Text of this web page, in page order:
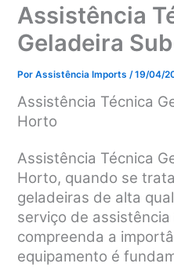
Assistência
Geladeira
PorAssistência Imports/19/04/
Assistência Técnica
Horto
Assistência Técnica
Horto, quando se
geladeiras de alta
serviço de
compreenda a
equipamento é